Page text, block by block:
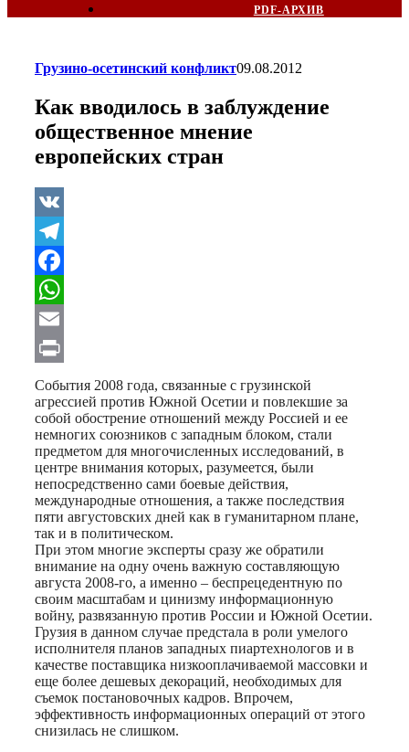
PDF-АРХИВ
Грузино-осетинский конфликт09.08.2012
Как вводилось в заблуждение
общественное мнение
европейских стран
VK
Telegram
Facebook
WhatsApp
Email
Print
События 2008 года, связанные с грузинской
агрессией против Южной Осетии и повлекшие за
собой обострение отношений между Россией и ее
немногих союзников с западным блоком, стали
предметом для многочисленных исследований, в
центре внимания которых, разумеется, были
непосредственно сами боевые действия,
международные отношения, а также последствия
пяти августовских дней как в гуманитарном плане,
так и в политическом.
При этом многие эксперты сразу же обратили
внимание на одну очень важную составляющую
августа 2008-го, а именно – беспрецедентную по
своим масштабам и цинизму информационную
войну, развязанную против России и Южной Осетии.
Грузия в данном случае предстала в роли умелого
исполнителя планов западных пиартехнологов и в
качестве поставщика низкооплачиваемой массовки и
еще более дешевых декораций, необходимых для
съемок постановочных кадров. Впрочем,
эффективность информационных операций от этого
снизилась не слишком.